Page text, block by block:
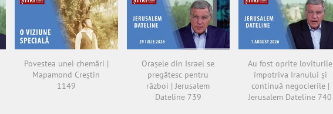
Povestea unei chemări |
Mapamond Creștin
1149
Orașele din Israel se
pregătesc pentru
război | Jerusalem
Dateline 739
Au fost oprite loviturile
împotriva Iranului și
continuă negocierile |
Jerusalem Dateline 740